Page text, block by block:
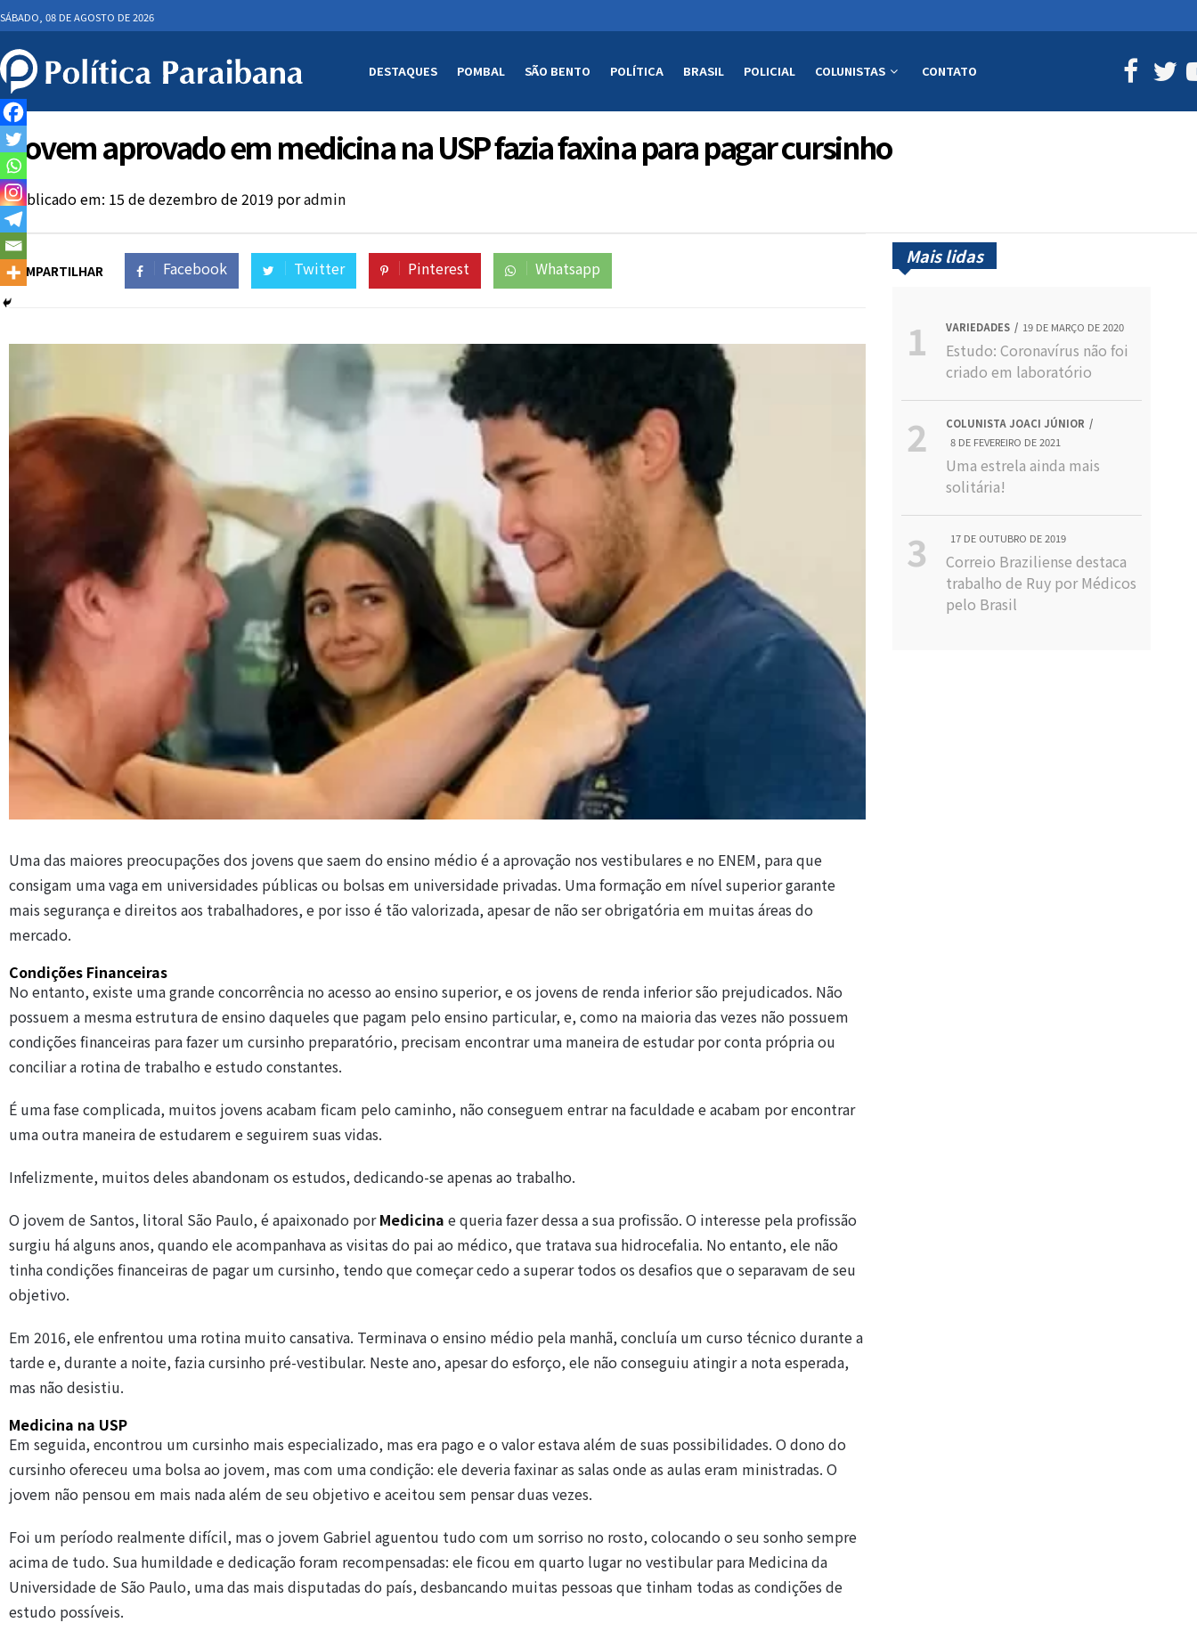
SÁBADO, 08 DE AGOSTO DE 2026
DESTAQUES POMBAL SÃO BENTO POLÍTICA BRASIL POLICIAL COLUNISTAS CONTATO
Jovem aprovado em medicina na USP fazia faxina para pagar cursinho
Publicado em: 15 de dezembro de 2019 poradmin
COMPARTILHAR Facebook Twitter Pinterest Whatsapp
Uma das maiores preocupações dos jovens que saem do ensino médio é a aprovação nos vestibulares e no ENEM, para que
consigam uma vaga em universidades públicas ou bolsas em universidade privadas. Uma formação em nível superior garante
mais segurança e direitos aos trabalhadores, e por isso é tão valorizada, apesar de não ser obrigatória em muitas áreas do
mercado.
Condições Financeiras
No entanto, existe uma grande concorrência no acesso ao ensino superior, e os jovens de renda inferior são prejudicados. Não
possuem a mesma estrutura de ensino daqueles que pagam pelo ensino particular, e, como na maioria das vezes não possuem
condições financeiras para fazer um cursinho preparatório, precisam encontrar uma maneira de estudar por conta própria ou
conciliar a rotina de trabalho e estudo constantes.
É uma fase complicada, muitos jovens acabam ficam pelo caminho, não conseguem entrar na faculdade e acabam por encontrar
uma outra maneira de estudarem e seguirem suas vidas.
Infelizmente, muitos deles abandonam os estudos, dedicando-se apenas ao trabalho.
O jovem de Santos, litoral São Paulo, é apaixonado porMedicina e queria fazer dessa a sua profissão. O interesse pela profissão
surgiu há alguns anos, quando ele acompanhava as visitas do pai ao médico, que tratava sua hidrocefalia. No entanto, ele não
tinha condições financeiras de pagar um cursinho, tendo que começar cedo a superar todos os desafios que o separavam de seu
objetivo.
Em 2016, ele enfrentou uma rotina muito cansativa. Terminava o ensino médio pela manhã, concluía um curso técnico durante a
tarde e, durante a noite, fazia cursinho pré-vestibular. Neste ano, apesar do esforço, ele não conseguiu atingir a nota esperada,
mas não desistiu.
Medicina na USP
Em seguida, encontrou um cursinho mais especializado, mas era pago e o valor estava além de suas possibilidades. O dono do
cursinho ofereceu uma bolsa ao jovem, mas com uma condição: ele deveria faxinar as salas onde as aulas eram ministradas. O
jovem não pensou em mais nada além de seu objetivo e aceitou sem pensar duas vezes.
Foi um período realmente difícil, mas o jovem Gabriel aguentou tudo com um sorriso no rosto, colocando o seu sonho sempre
acima de tudo. Sua humildade e dedicação foram recompensadas: ele ficou em quarto lugar no vestibular para Medicina da
Universidade de São Paulo, uma das mais disputadas do país, desbancando muitas pessoas que tinham todas as condições de
estudo possíveis.
Mais lidas
VARIEDADES 19 DE MARÇO DE 2020
Estudo: Coronavírus não foi
criado em laboratório
COLUNISTA JOACI JÚNIOR
8 DE FEVEREIRO DE 2021
Uma estrela ainda mais
solitária!
17 DE OUTUBRO DE 2019
Correio Braziliense destaca
trabalho de Ruy por Médicos
pelo Brasil